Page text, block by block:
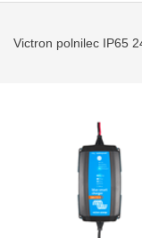
Victron polnilec IP65